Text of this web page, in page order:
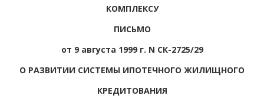
КОМПЛЕКСУ
ПИСЬМО
от 9 августа 1999 г. N СК-2725/29
О РАЗВИТИИ СИСТЕМЫ ИПОТЕЧНОГО ЖИЛИЩНОГО
КРЕДИТОВАНИЯ